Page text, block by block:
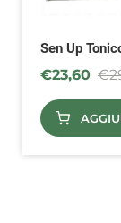
Sen Up
€23,60 €